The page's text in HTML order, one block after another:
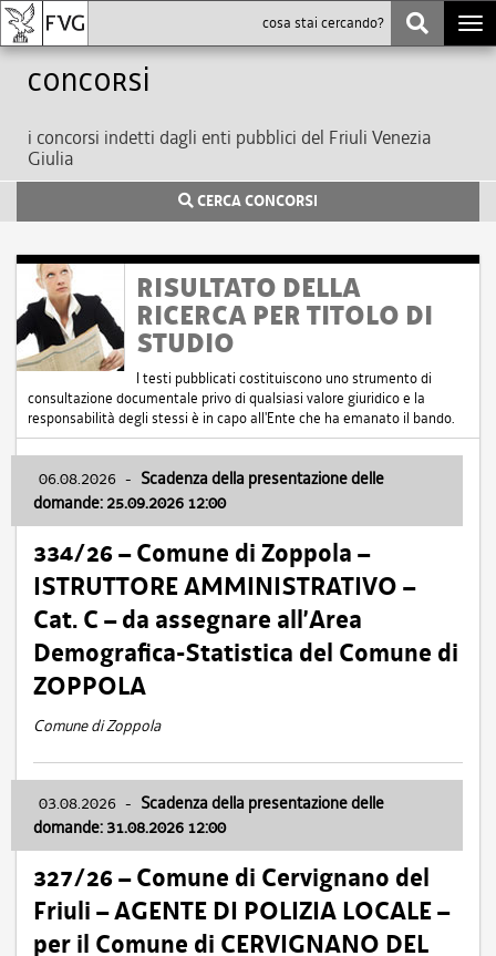
Concorsi
i concorsi indetti dagli enti pubblici del Friuli Venezia
Giulia
CERCA CONCORSI
RISULTATO DELLA
RICERCA PER TITOLO DI
STUDIO
I testi pubblicati costituiscono uno strumento di
consultazione documentale privo di qualsiasi valore giuridico e la
responsabilità degli stessi è in capo all'Ente che ha emanato il bando.
06.08.2026 - Scadenza della presentazione delle
domande: 25.09.2026 12:00
334/26 – Comune di Zoppola –
ISTRUTTORE AMMINISTRATIVO –
Cat. C – da assegnare all’Area
Demografica-Statistica del Comune di
ZOPPOLA
Comune di Zoppola
03.08.2026 - Scadenza della presentazione delle
domande: 31.08.2026 12:00
327/26 – Comune di Cervignano del
Friuli – AGENTE DI POLIZIA LOCALE –
per il Comune di CERVIGNANO DEL